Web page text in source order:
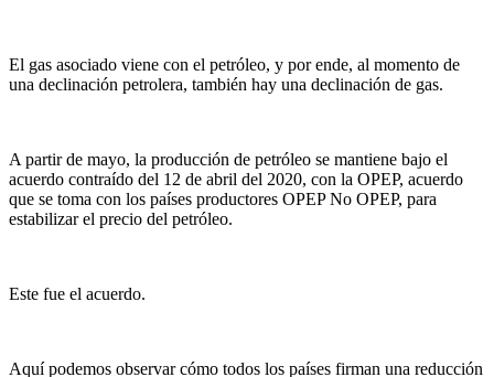
El gas asociado viene con el petróleo, y por ende, al momento de
una declinación petrolera, también hay una declinación de gas.
A partir de mayo, la producción de petróleo se mantiene bajo el
acuerdo contraído del 12 de abril del 2020, con la OPEP, acuerdo
que se toma con los países productores OPEP No OPEP, para
estabilizar el precio del petróleo.
Este fue el acuerdo.
Aquí podemos observar cómo todos los países firman una reducción